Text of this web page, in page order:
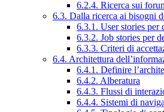
6.2.4. Ricerca sui
6.3. Dalla ricerca ai bisogni
6.3.1. User stories per
6.3.2. Job stories per
6.3.3. Criteri di
6.4. Architettura
6.4.1. Definire
6.4.2. Alberatura
6.4.3. Flussi di
6.4.4. Sistemi di